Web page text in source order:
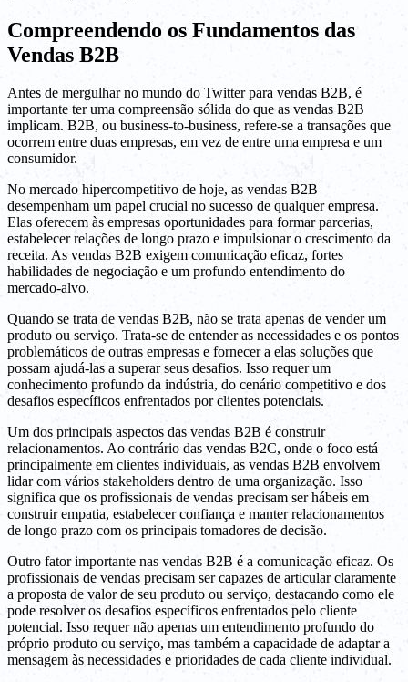
Compreendendo os Fundamentos das
Vendas B2B
Antes de mergulhar no mundo do Twitter para vendas B2B, é
importante ter uma compreensão sólida do que as vendas B2B
implicam. B2B, ou business-to-business, refere-se a transações que
ocorrem entre duas empresas, em vez de entre uma empresa e um
consumidor.
No mercado hipercompetitivo de hoje, as vendas B2B
desempenham um papel crucial no sucesso de qualquer empresa.
Elas oferecem às empresas oportunidades para formar parcerias,
estabelecer relações de longo prazo e impulsionar o crescimento da
receita. As vendas B2B exigem comunicação eficaz, fortes
habilidades de negociação e um profundo entendimento do
mercado-alvo.
Quando se trata de vendas B2B, não se trata apenas de vender um
produto ou serviço. Trata-se de entender as necessidades e os pontos
problemáticos de outras empresas e fornecer a elas soluções que
possam ajudá-las a superar seus desafios. Isso requer um
conhecimento profundo da indústria, do cenário competitivo e dos
desafios específicos enfrentados por clientes potenciais.
Um dos principais aspectos das vendas B2B é construir
relacionamentos. Ao contrário das vendas B2C, onde o foco está
principalmente em clientes individuais, as vendas B2B envolvem
lidar com vários stakeholders dentro de uma organização. Isso
significa que os profissionais de vendas precisam ser hábeis em
construir empatia, estabelecer confiança e manter relacionamentos
de longo prazo com os principais tomadores de decisão.
Outro fator importante nas vendas B2B é a comunicação eficaz. Os
profissionais de vendas precisam ser capazes de articular claramente
a proposta de valor de seu produto ou serviço, destacando como ele
pode resolver os desafios específicos enfrentados pelo cliente
potencial. Isso requer não apenas um entendimento profundo do
próprio produto ou serviço, mas também a capacidade de adaptar a
mensagem às necessidades e prioridades de cada cliente individual.